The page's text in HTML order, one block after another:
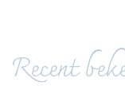
Recent